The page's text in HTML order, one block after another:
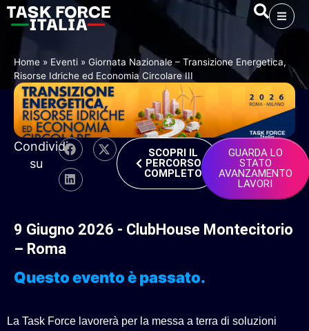
Home » Eventi » Giornata Nazionale – Transizione Energetica,
Risorse Idriche ed Economia Circolare III
Condividi
su
SCOPRI IL
PERCORSO
COMPLETO
GUARDA LO
STATO
AVANZAMENTO
LAVORI
9 Giugno 2026 - ClubHouse Montecitorio
– Roma
Questo evento è passato.
La Task Force lavorerà per la messa a terra di soluzioni